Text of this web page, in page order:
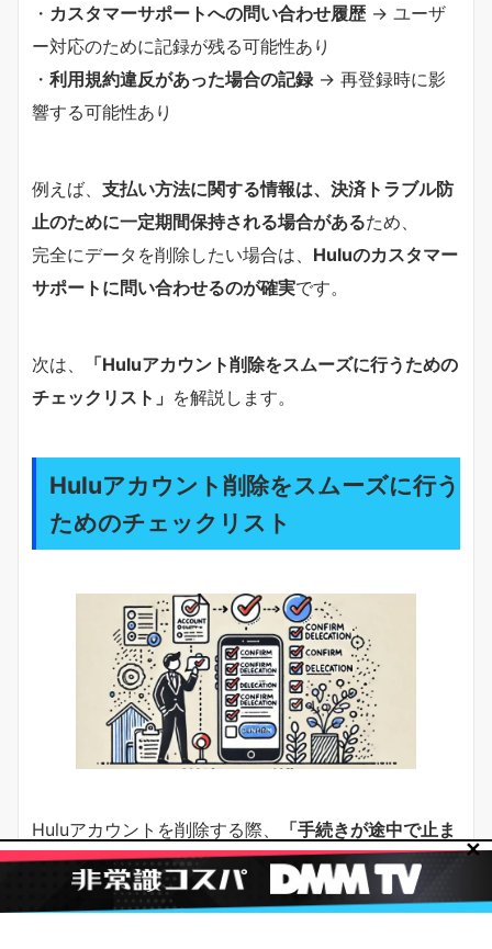
・ カスタマーサポートへの問い合わせ履歴 → ユーザ
ー対応のために記録が残る可能性あり
・ 利用規約違反があった場合の記録 → 再登録時に影
響する可能性あり
例えば、 支払い方法に関する情報は、決済トラブル防
止のために一定期間保持される場合があるため、
完全にデータを削除したい場合は、 Huluのカスタマー
サポートに問い合わせるのが確実です。
次は、
「Huluアカウント削除をスムーズに行うための
チェックリスト」 を解説します。
Huluアカウント削除をスムーズに行う
ためのチェックリスト
Huluアカウントを削除する際、
「手続きが途中で止ま
る」「予期せぬデータ消失がある」といったトラブル
を避けるために、事前に必要な準備をしておくことが
✕